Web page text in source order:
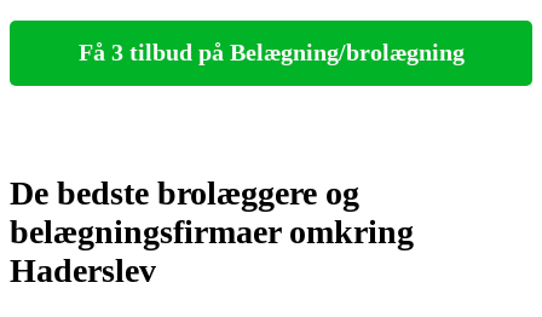
Få 3 tilbud på Belægning/brolægning
De bedste brolæggere og
belægningsfirmaer omkring
Haderslev